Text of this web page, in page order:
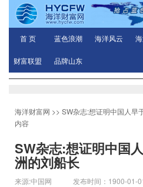
首 页 蓝色浪潮 海洋风云
财富联盟 品牌山东
海洋财富网 >> SW杂志:想证明中国人早
内容
SW杂志:想证明中国
洲的刘船长
来源:中国网 发布时间：1900-01-